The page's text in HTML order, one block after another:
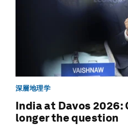
深層地理学
India at Davos 2026:
longer the question